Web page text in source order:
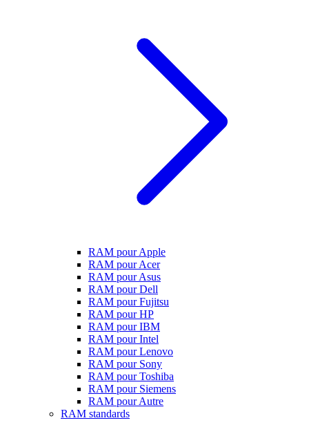
RAM pour Apple
RAM pour Acer
RAM pour Asus
RAM pour Dell
RAM pour Fujitsu
RAM pour HP
RAM pour IBM
RAM pour Intel
RAM pour Lenovo
RAM pour Sony
RAM pour Toshiba
RAM pour Siemens
RAM pour Autre
RAM standards